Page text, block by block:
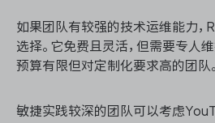
如果团队有较强的技术运维能力，
选择。它免费且灵活，但需要专人
预算有限但对定制化要求高的团队。
敏捷实践较深的团队可以考虑